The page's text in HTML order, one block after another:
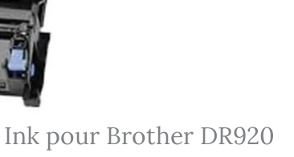
pour Brother DR920